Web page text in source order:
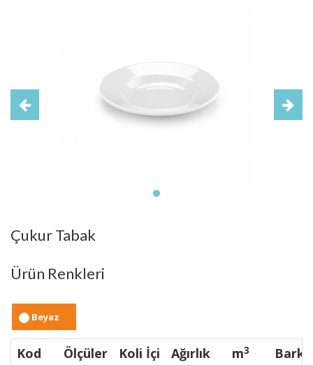
Çukur Tabak
Ürün Renkleri
Beyaz
Kod Ölçüler Koli İçi Ağırlık m3